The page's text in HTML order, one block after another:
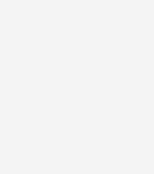
Fachkräfte suchen:
und -
Ruhr.
Fachkräfte; letztlich
wie